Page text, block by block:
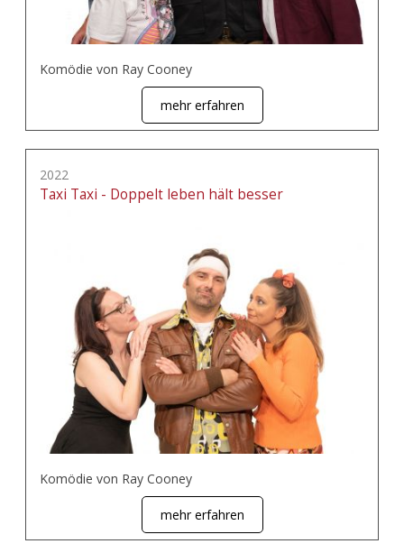
Komödie von Ray Cooney
mehr erfahren
2022
Taxi Taxi - Doppelt leben hält besser
Komödie von Ray Cooney
mehr erfahren